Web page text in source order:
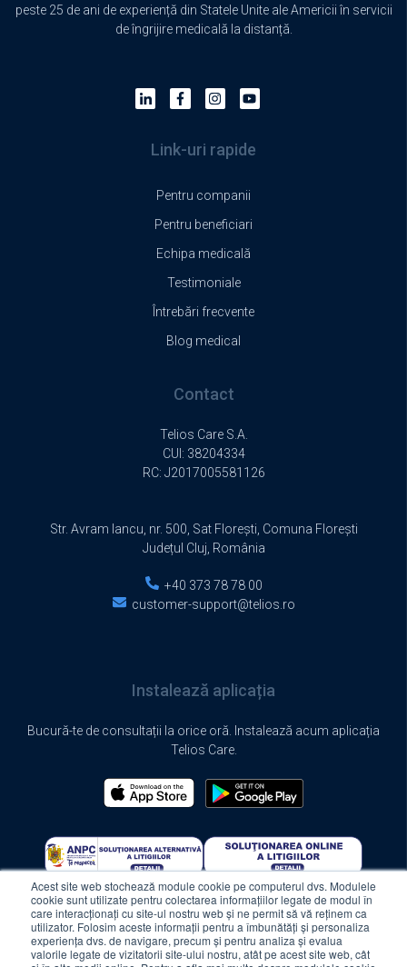
Acest site web stochează module cookie pe computerul dvs. Modulele
cookie sunt utilizate pentru colectarea informațiilor legate de modul în
care interacționați cu site-ul nostru web și ne permit să vă reținem ca
utilizator. Folosim aceste informații pentru a îmbunătăți și personaliza
experiența dvs. de navigare, precum și pentru analiza și evalua
valorile legate de vizitatorii site-ului nostru, atât pe acest site web, cât
peste 25 de ani de experiență din Statele Unite ale Americii în servicii
de îngrijire medicală la distanță.
Link-uri rapide
Pentru companii
Pentru beneficiari
Echipa medicală
Testimoniale
Întrebări frecvente
Blog medical
Contact
Telios Care S.A.
CUI: 38204334
RC: J2017005581126
Str. Avram Iancu, nr. 500, Sat Florești, Comuna Florești
Județul Cluj, România
+40 373 78 78 00
customer-support@telios.ro
Instalează aplicația
Bucură-te de consultații la orice oră. Instalează acum aplicația
Telios Care.